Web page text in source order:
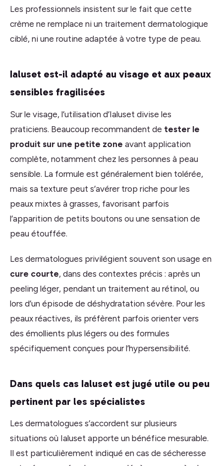
Les professionnels insistent sur le fait que cette
crème ne remplace ni un traitement dermatologique
ciblé, ni une routine adaptée à votre type de peau.
Ialuset est-il adapté au visage et aux peaux
sensibles fragilisées
Sur le visage, l’utilisation d’Ialuset divise les
praticiens. Beaucoup recommandent de tester le
produit sur une petite zone avant application
complète, notamment chez les personnes à peau
sensible. La formule est généralement bien tolérée,
mais sa texture peut s’avérer trop riche pour les
peaux mixtes à grasses, favorisant parfois
l’apparition de petits boutons ou une sensation de
peau étouffée.
Les dermatologues privilégient souvent son usage en
cure courte, dans des contextes précis : après un
peeling léger, pendant un traitement au rétinol, ou
lors d’un épisode de déshydratation sévère. Pour les
peaux réactives, ils préfèrent parfois orienter vers
des émollients plus légers ou des formules
spécifiquement conçues pour l’hypersensibilité.
Dans quels cas Ialuset est jugé utile ou peu
pertinent par les spécialistes
Les dermatologues s’accordent sur plusieurs
situations où Ialuset apporte un bénéfice mesurable.
Il est particulièrement indiqué en cas de sécheresse